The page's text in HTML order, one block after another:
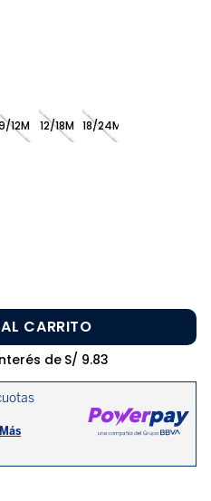
12M 12/18M 18/24M
CARRITO
de S/ 9.83